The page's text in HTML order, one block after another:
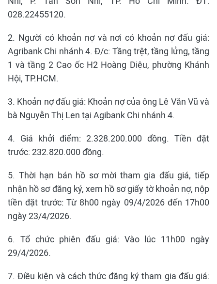
028.22455120.
2. Người có khoản nợ và nơi có khoản nợ đấu giá:
Agribank Chi nhánh 4. Đ/c: Tầng trệt, tầng lửng, tầng
1 và tầng 2 Cao ốc H2 Hoàng Diệu, phường Khánh
Hội, TP.HCM.
3. Khoản nợ đấu giá: Khoản nợ của ông Lê Văn Vũ và
bà Nguyễn Thị Len tại Agibank Chi nhánh 4.
4. Giá khởi điểm: 2.328.200.000 đồng. Tiền đặt
trước: 232.820.000 đồng.
5. Thời hạn bán hồ sơ mời tham gia đấu giá, tiếp
nhận hồ sơ đăng ký, xem hồ sơ giấy tờ khoản nợ, nộp
tiền đặt trước: Từ 8h00 ngày 09/4/2026 đến 17h00
ngày 23/4/2026.
6. Tổ chức phiên đấu giá: Vào lúc 11h00 ngày
29/4/2026.
7. Điều kiện và cách thức đăng ký tham gia đấu giá: